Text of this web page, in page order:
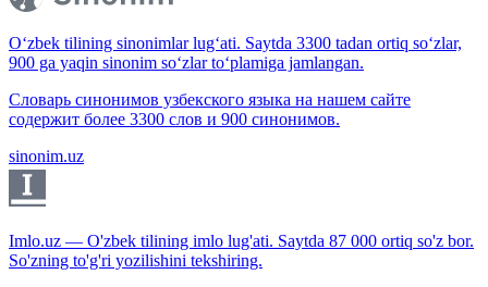
O‘zbek tilining sinonimlar lug‘ati. Saytda 3300 tadan ortiq so‘zlar,
900 ga yaqin sinonim so‘zlar to‘plamiga jamlangan.
Словарь синонимов узбекского языка на нашем сайте
содержит более 3300 слов и 900 синонимов.
sinonim.uz
Imlo.uz — O'zbek tilining imlo lug'ati. Saytda 87 000 ortiq so'z bor.
So'zning to'g'ri yozilishini tekshiring.